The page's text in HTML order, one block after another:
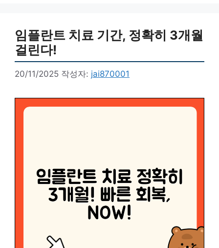
임플란트 치료 기간, 정확히 3개월
걸린다!
20/11/2025 작성자: jai870001